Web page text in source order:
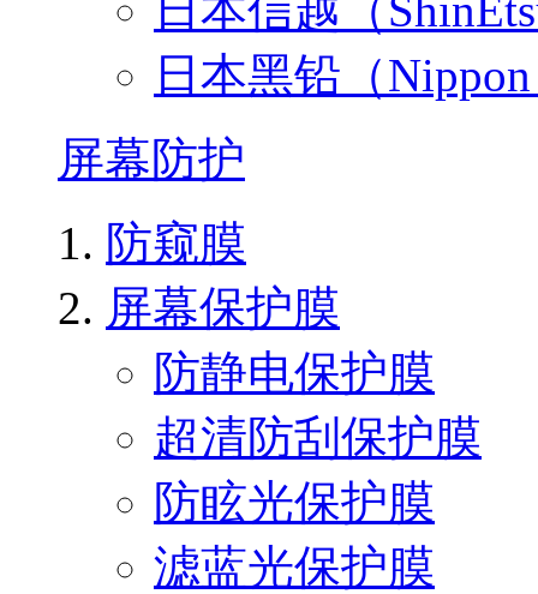
日本黑铅（
屏幕防护
防窥膜
屏幕保护膜
防静电保护膜
超清防刮保护膜
防眩光保护膜
滤蓝光保护膜